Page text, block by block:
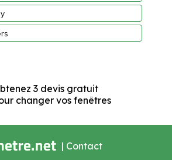
3 devis gratuit
changer vos fenêtres
| Contact